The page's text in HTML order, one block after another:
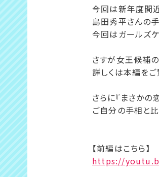
今回は新年度間
島田秀平さんの
今回はガールズ
さすが女王候補
詳しくは本編をご
さらに『まさかの
ご自分の手相と
【前編はこちら】
https://